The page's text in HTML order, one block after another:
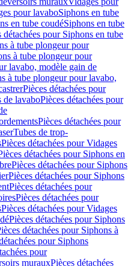
pour lavaboSiphons en tube
en tube coudéSiphons en tube
détachées pour Siphons en tube
à tube plongeur pour
à tube plongeur pour
lavabo, modèle gain de
à tube plongeur pour lavabo,
Pièces détachées pour
de lavaboPièces détachées pour
Pièces détachées pour
Tubes de trop-
Pièces détachées pour Vidages
détachées pour Siphons en
Pièces détachées pour Siphons
Pièces détachées pour Siphons
Pièces détachées pour
Pièces détachées pour
Pièces détachées pour Vidages
Pièces détachées pour Siphons
détachées pour Siphons à
pour Siphons
pour
murauxPièces détachées